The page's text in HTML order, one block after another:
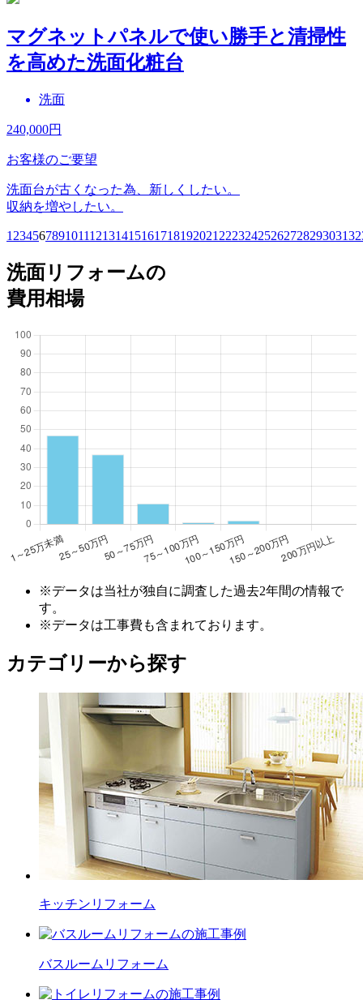
マグネットパネルで使い勝手と清掃性
を高めた洗面化粧台
洗面
240,000円
お客様のご要望
洗面台が古くなった為、新しくしたい。
収納を増やしたい。
1 23456789101112131415161718192021 2223242526272829303132
洗面リフォームの
費用相場
※データは当社が独自に調査した過去2年間の情報で
す。
※データは工事費も含まれております。
カテゴリーから探す
キッチン リフォーム
バスルーム リフォーム